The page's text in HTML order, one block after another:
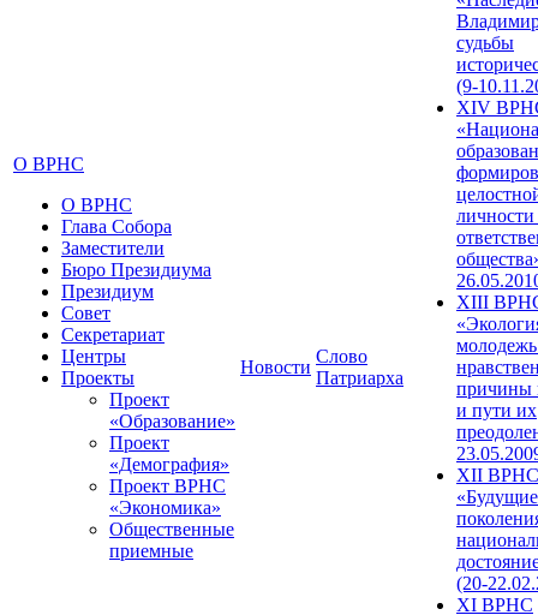
О ВРНС
О ВРНС
Глава Собора
Заместители
Бюро Президиума
Президиум
Совет
Секретариат
Центры
Проекты
Проект
«Образование»
Проект
«Демография»
Проект ВРНС
«Экономика»
Общественные
приемные
Новости
Слово
Патриарха
судьбы
(9-
XIV
XIII
причины
и пути их
XII ВРНС
«Будущие
(20-
XI ВРНС